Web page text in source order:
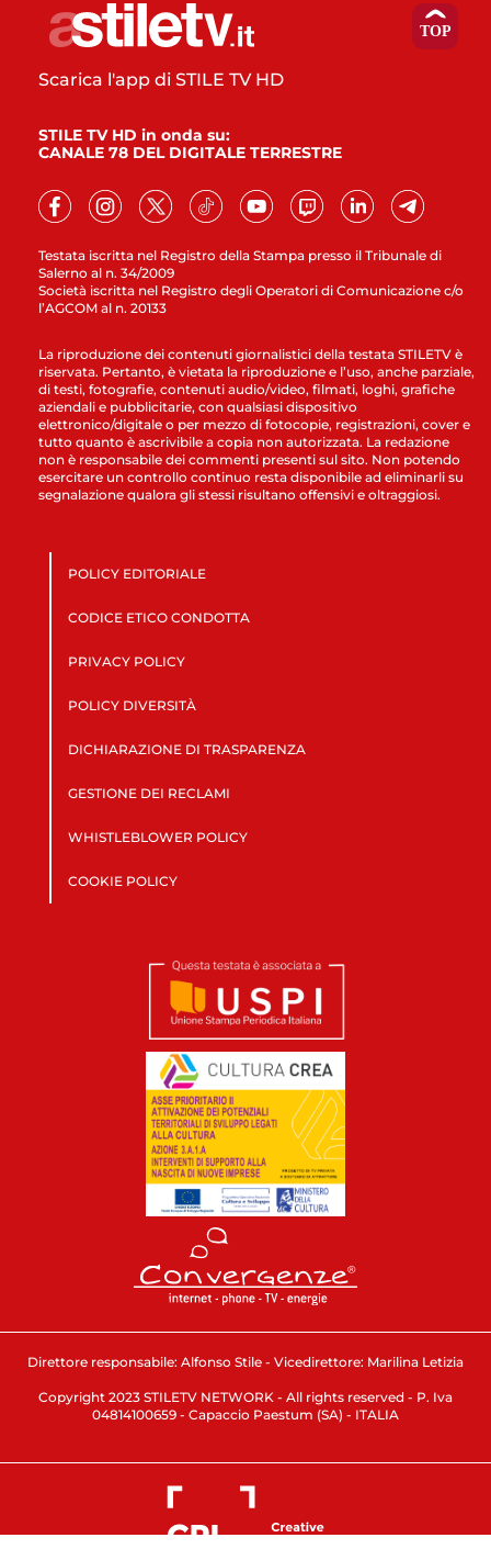
Testata iscritta nel Registro della Stampa presso il Tribunale di
Salerno al n. 34/2009
Società iscritta nel Registro degli Operatori di Comunicazione c/o
l’AGCOM al n. 20133
Scarica l'app di STILE TV HD
STILE TV HD in onda su:
CANALE 78 DEL DIGITALE TERRESTRE
La riproduzione dei contenuti giornalistici della testata STILETV è
riservata. Pertanto, è vietata la riproduzione e l’uso, anche parziale,
di testi, fotografie, contenuti audio/video, filmati, loghi, grafiche
aziendali e pubblicitarie, con qualsiasi dispositivo
elettronico/digitale o per mezzo di fotocopie, registrazioni, cover e
tutto quanto è ascrivibile a copia non autorizzata. La redazione
non è responsabile dei commenti presenti sul sito. Non potendo
esercitare un controllo continuo resta disponibile ad eliminarli su
segnalazione qualora gli stessi risultano offensivi e oltraggiosi.
POLICY EDITORIALE
CODICE ETICO CONDOTTA
PRIVACY POLICY
POLICY DIVERSITÀ
DICHIARAZIONE DI TRASPARENZA
GESTIONE DEI RECLAMI
WHISTLEBLOWER POLICY
COOKIE POLICY
Direttore responsabile: Alfonso Stile - Vicedirettore: Marilina Letizia
Copyright 2023 STILETV NETWORK - All rights reserved - P. Iva
04814100659 - Capaccio Paestum (SA) - ITALIA